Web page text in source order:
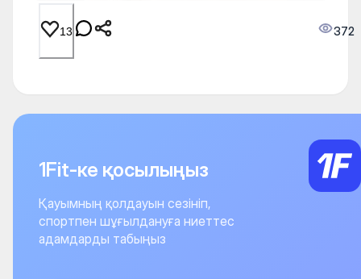
13 372
1Fit-ке қосылыңыз
Қауымның қолдауын сезініп,
спортпен шұғылдануға ниеттес
адамдарды табыңыз